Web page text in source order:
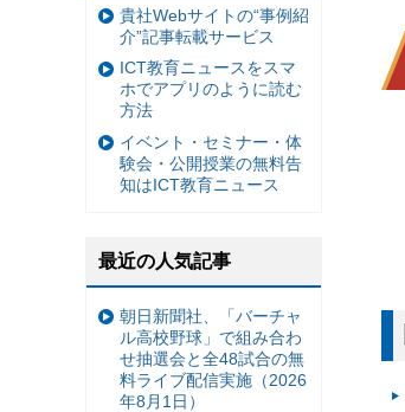
貴社Webサイトの“事例紹
介”記事転載サービス
ICT教育ニュースをスマ
ホでアプリのように読む
方法
イベント・セミナー・体
験会・公開授業の無料告
知はICT教育ニュース
最近の人気記事
朝日新聞社、「バーチャ
ル高校野球」で組み合わ
せ抽選会と全48試合の無
料ライブ配信実施（2026
年8月1日）